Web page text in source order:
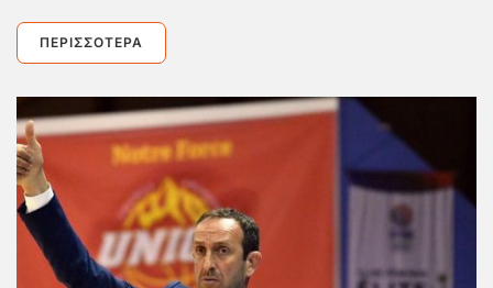
ΠΕΡΙΣΣΌΤΕΡΑ